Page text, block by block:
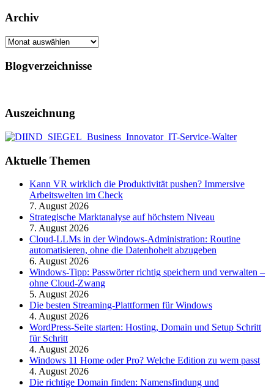
Archiv
Archiv
Blogverzeichnisse
Auszeichnung
Aktuelle Themen
Kann VR wirklich die Produktivität pushen? Immersive
Arbeitswelten im Check
7. August 2026
Strategische Marktanalyse auf höchstem Niveau
7. August 2026
Cloud-LLMs in der Windows-Administration: Routine
automatisieren, ohne die Datenhoheit abzugeben
6. August 2026
Windows-Tipp: Passwörter richtig speichern und verwalten –
ohne Cloud-Zwang
5. August 2026
Die besten Streaming-Plattformen für Windows
4. August 2026
WordPress-Seite starten: Hosting, Domain und Setup Schritt
für Schritt
4. August 2026
Windows 11 Home oder Pro? Welche Edition zu wem passt
4. August 2026
Die richtige Domain finden: Namensfindung und